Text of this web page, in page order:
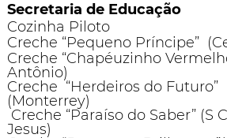
Secretaria de Educação
Cozinha Piloto
Creche “Pequeno Príncipe”
Creche “Chapéuzinho
Antônio)
Creche “Herdeiros do Futuro”
(Monterrey)
Creche “Paraíso do Saber” (S
Jesus)